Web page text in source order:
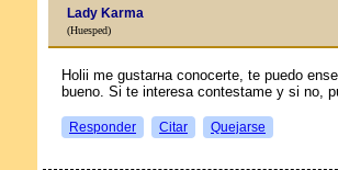
Lady Karma
(Huesped)
Holii me gustarнa conocerte, te puedo
bueno. Si te interesa contestame y si no,
Responder Citar Quejarse